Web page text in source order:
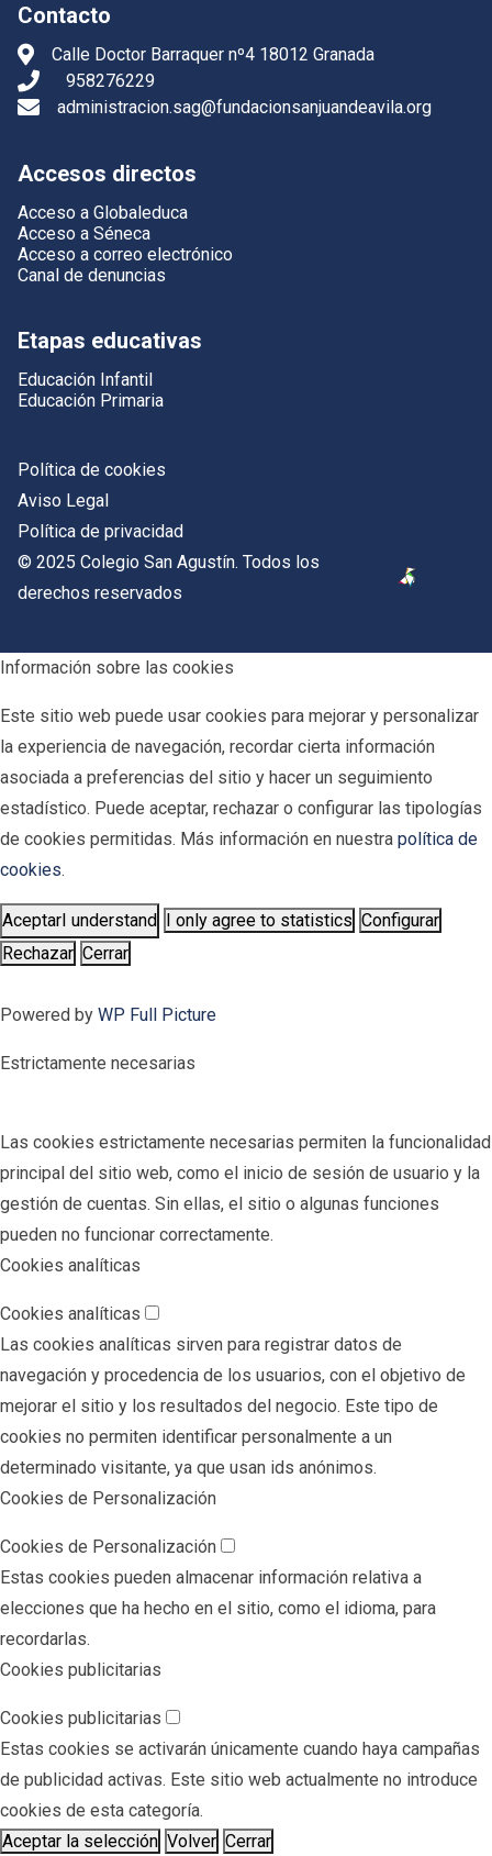
Contacto
Calle Doctor Barraquer nº4 18012 Granada
958276229
administracion.sag@fundacionsanjuandeavila.org
Accesos directos
Acceso a Globaleduca
Acceso a Séneca
Acceso a correo electrónico
Canal de denuncias
Etapas educativas
Educación Infantil
Educación Primaria
Política de cookies
Aviso Legal
Política de privacidad
© 2025 Colegio San Agustín. Todos los
derechos reservados
Información sobre las cookies
Este sitio web puede usar cookies para mejorar y personalizar
la experiencia de navegación, recordar cierta información
asociada a preferencias del sitio y hacer un seguimiento
estadístico. Puede aceptar, rechazar o configurar las tipologías
de cookies permitidas. Más información en nuestra política de
cookies.
AceptarI understand I only agree to statistics Configurar
Rechazar Cerrar
Powered by WP Full Picture
Estrictamente necesarias
Las cookies estrictamente necesarias permiten la funcionalidad
principal del sitio web, como el inicio de sesión de usuario y la
gestión de cuentas. Sin ellas, el sitio o algunas funciones
pueden no funcionar correctamente.
Cookies analíticas
Cookies analíticas
Las cookies analíticas sirven para registrar datos de
navegación y procedencia de los usuarios, con el objetivo de
mejorar el sitio y los resultados del negocio. Este tipo de
cookies no permiten identificar personalmente a un
determinado visitante, ya que usan ids anónimos.
Cookies de Personalización
Cookies de Personalización
Estas cookies pueden almacenar información relativa a
elecciones que ha hecho en el sitio, como el idioma, para
recordarlas.
Cookies publicitarias
Cookies publicitarias
Estas cookies se activarán únicamente cuando haya campañas
de publicidad activas. Este sitio web actualmente no introduce
cookies de esta categoría.
Aceptar la selección Volver Cerrar